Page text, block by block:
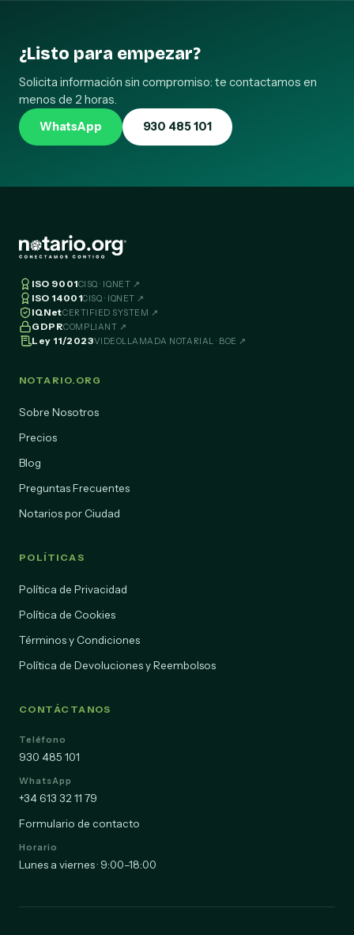
¿Listo para empezar?
Solicita información sin compromiso: te contactamos en
menos de 2 horas.
WhatsApp 930 485 101
ISO 9001CISQ · IQNET ↗
ISO 14001CISQ · IQNET ↗
IQNetCERTIFIED SYSTEM ↗
GDPRCOMPLIANT ↗
Ley 11/2023VIDEOLLAMADA NOTARIAL · BOE ↗
NOTARIO.ORG
Sobre Nosotros
Precios
Blog
Preguntas Frecuentes
Notarios por Ciudad
POLÍTICAS
Política de Privacidad
Política de Cookies
Términos y Condiciones
Política de Devoluciones y Reembolsos
CONTÁCTANOS
Teléfono
930 485 101
WhatsApp
+34 613 32 11 79
Formulario de contacto
Horario
Lunes a viernes · 9:00–18:00